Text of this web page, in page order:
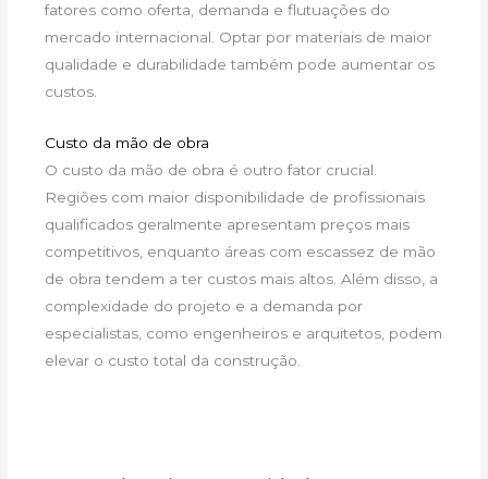
fatores como oferta, demanda e flutuações do
mercado internacional. Optar por materiais de maior
qualidade e durabilidade também pode aumentar os
custos.
Custo da mão de obra
O custo da mão de obra é outro fator crucial.
Regiões com maior disponibilidade de profissionais
qualificados geralmente apresentam preços mais
competitivos, enquanto áreas com escassez de mão
de obra tendem a ter custos mais altos. Além disso, a
complexidade do projeto e a demanda por
especialistas, como engenheiros e arquitetos, podem
elevar o custo total da construção.